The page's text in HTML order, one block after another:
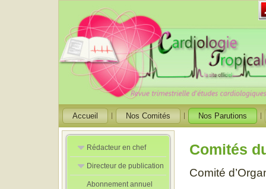
Accueil Nos Comités Nos Parutions
Rédacteur en chef
Rédacteurs en
Chef Adjoint
Directeur de publication
Directeur de
Abonnement annuel
Comités
Comité